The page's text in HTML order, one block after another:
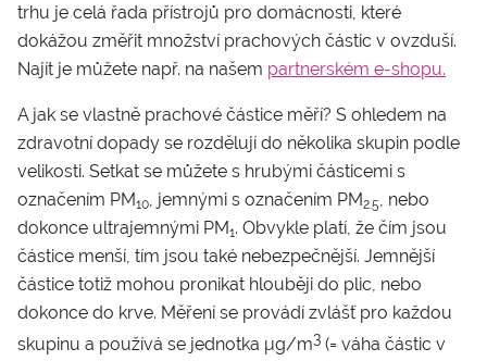
trhu je celá řada přístrojů pro domácnosti, které
dokážou změřit množství prachových částic v ovzduší.
Najít je můžete např. na našem partnerském e-shopu.
A jak se vlastně prachové částice měří? S ohledem na
zdravotní dopady se rozdělují do několika skupin podle
velikosti. Setkat se můžete s hrubými částicemi s
označením PM10 , jemnými s označením PM2.5
, nebo
dokonce ultrajemnými PM1. Obvykle platí, že čím jsou
částice menší, tím jsou také nebezpečnější. Jemnější
částice totiž mohou pronikat hlouběji do plic, nebo
dokonce do krve. Měření se provádí zvlášť pro každou
skupinu a používá se jednotka μg/m3 (= váha částic v